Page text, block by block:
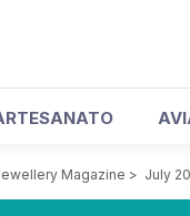
Magazine > July